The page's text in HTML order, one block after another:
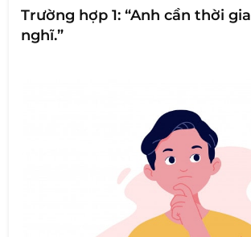
Trường hợp 1: “Anh cần thời
nghĩ.”